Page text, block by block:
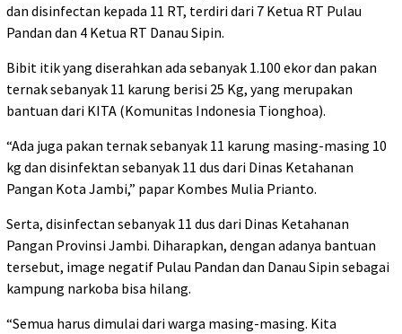
dan disinfectan kepada 11 RT, terdiri dari 7 Ketua RT Pulau
Pandan dan 4 Ketua RT Danau Sipin.
Bibit itik yang diserahkan ada sebanyak 1.100 ekor dan pakan
ternak sebanyak 11 karung berisi 25 Kg, yang merupakan
bantuan dari KITA (Komunitas Indonesia Tionghoa).
“Ada juga pakan ternak sebanyak 11 karung masing-masing 10
kg dan disinfektan sebanyak 11 dus dari Dinas Ketahanan
Pangan Kota Jambi,” papar Kombes Mulia Prianto.
Serta, disinfectan sebanyak 11 dus dari Dinas Ketahanan
Pangan Provinsi Jambi. Diharapkan, dengan adanya bantuan
tersebut, image negatif Pulau Pandan dan Danau Sipin sebagai
kampung narkoba bisa hilang.
“Semua harus dimulai dari warga masing-masing. Kita